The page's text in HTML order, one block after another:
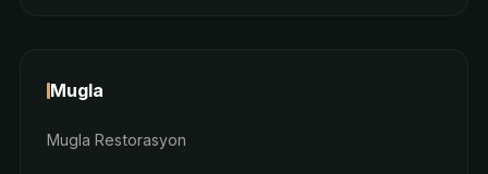
Mugla
Mugla Restorasyon